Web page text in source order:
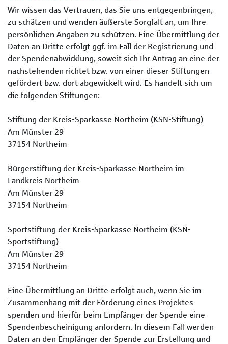
Wir wissen das Vertrauen, das Sie uns entgegenbringen,
zu schätzen und wenden äußerste Sorgfalt an, um Ihre
persönlichen Angaben zu schützen. Eine Übermittlung der
Daten an Dritte erfolgt ggf. im Fall der Registrierung und
der Spendenabwicklung, soweit sich Ihr Antrag an eine der
nachstehenden richtet bzw. von einer dieser Stiftungen
gefördert bzw. dort abgewickelt wird. Es handelt sich um
die folgenden Stiftungen:
Stiftung der Kreis-Sparkasse Northeim (KSN-Stiftung)
Am Münster 29
37154 Northeim
Bürgerstiftung der Kreis-Sparkasse Northeim im
Landkreis Northeim
Am Münster 29
37154 Northeim
Sportstiftung der Kreis-Sparkasse Northeim (KSN-
Sportstiftung)
Am Münster 29
37154 Northeim
Eine Übermittlung an Dritte erfolgt auch, wenn Sie im
Zusammenhang mit der Förderung eines Projektes
spenden und hierfür beim Empfänger der Spende eine
Spendenbescheinigung anfordern. In diesem Fall werden
Daten an den Empfänger der Spende zur Erstellung und